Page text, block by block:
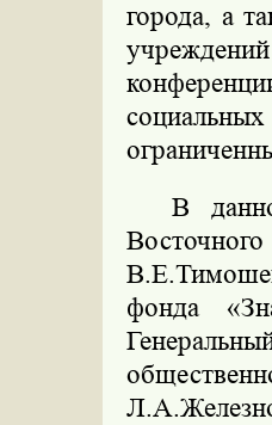
города, а
В
фонда